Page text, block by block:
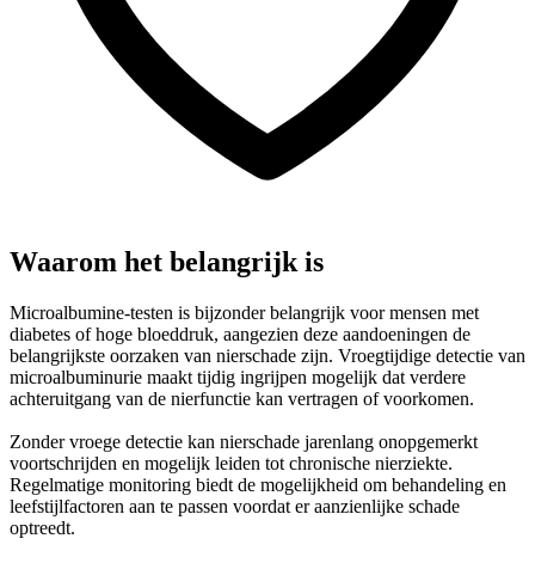
Waarom het belangrijk is
Microalbumine-testen is bijzonder belangrijk voor mensen met
diabetes of hoge bloeddruk, aangezien deze aandoeningen de
belangrijkste oorzaken van nierschade zijn. Vroegtijdige detectie van
microalbuminurie maakt tijdig ingrijpen mogelijk dat verdere
achteruitgang van de nierfunctie kan vertragen of voorkomen.
Zonder vroege detectie kan nierschade jarenlang onopgemerkt
voortschrijden en mogelijk leiden tot chronische nierziekte.
Regelmatige monitoring biedt de mogelijkheid om behandeling en
leefstijlfactoren aan te passen voordat er aanzienlijke schade
optreedt.